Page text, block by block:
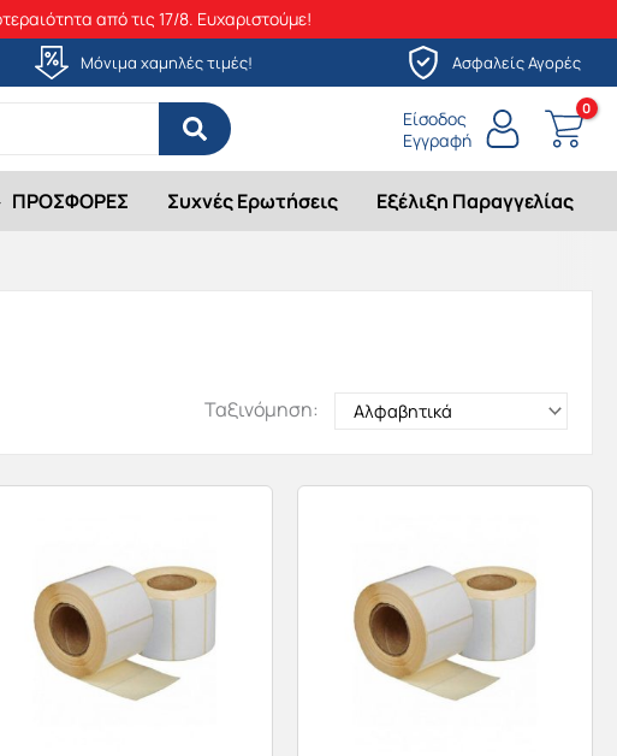
από τις 17/8. Ευχαριστούμε!
Μόνιμα χαμηλές τιμές! Ασφαλείς Αγορές
Είσοδος
Εγγραφή
ΠΡΟΣΦΟΡΕΣ Συχνές Ερωτήσεις Εξέλιξη Παραγγελίας
Ταξινόμηση: